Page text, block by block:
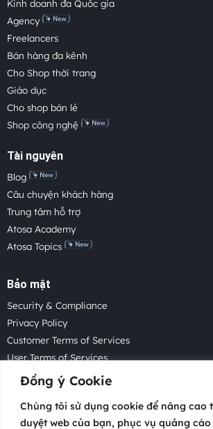
Đồng ý Cookie
Chúng tôi sử dụng cookie để nâng cao
duyệt web của bạn, phục vụ quảng
Kinh doanh đa Quốc gia
Agency
Freelancers
Bán hàng đa kênh
Cho Shop thời trang
Giáo dục
Cho shop bán lẻ
Shop công nghệ
Tài nguyên
Blog
Câu chuyện khách hàng
Trung tâm hỗ trợ
Atosa Academy
Atosa Topics
Bảo mật
Security & Compliance
Privacy Policy
Customer Terms of Services
User Terms of Services
Acceptable Use Policy
Cookie Policy
Cookie Settings
Law Enforcement Request